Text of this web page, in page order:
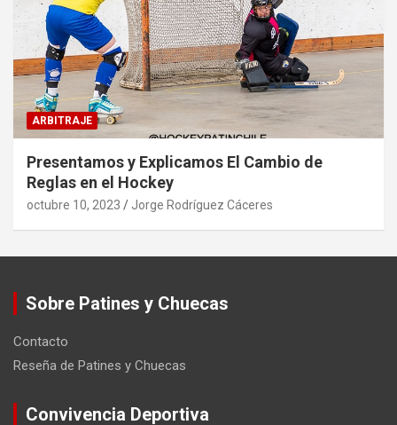
ARBITRAJE
Presentamos y Explicamos El Cambio de
Reglas en el Hockey
octubre 10, 2023 Jorge Rodríguez Cáceres
Sobre Patines y Chuecas
Contacto
Reseña de Patines y Chuecas
Convivencia Deportiva